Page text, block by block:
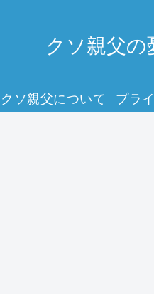
クソ親父の
クソ親父について